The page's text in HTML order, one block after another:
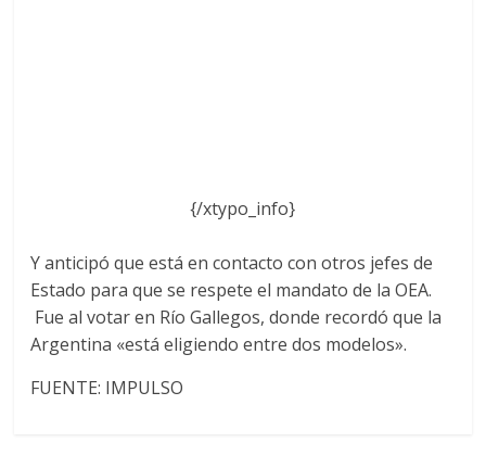
{/xtypo_info}
Y anticipó que está en contacto con otros jefes de
Estado para que se respete el mandato de la OEA.
Fue al votar en Río Gallegos, donde recordó que la
Argentina «está eligiendo entre dos modelos».
FUENTE: IMPULSO